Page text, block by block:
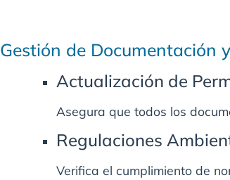
Gestión de Documentación
Actualización de
Asegura que todos los
Regulaciones
Verifica el cumplimiento de